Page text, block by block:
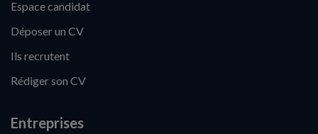
Espace candidat
Déposer un CV
Ils recrutent
Rédiger son CV
Entreprises